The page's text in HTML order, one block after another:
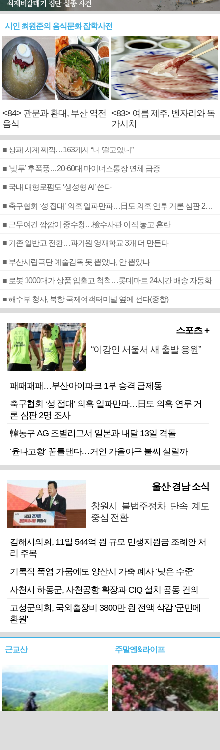
시인 최원준의 음식문화 잡학사전
<84> 관문과 환대, 부산 역전
음식
<83> 여름 제주, 벤자리와 독
가시치
■ 상폐 시계 째깍…163개사 “나 떨고있니”
■ ‘빚투’ 후폭풍…20·60대 마이너스통장 연체 급증
■ 국내 대형로펌도 ‘생성형 AI’ 쓴다
■ 축구협회 ‘성 접대’ 의혹 일파만파…日도 의혹 연루 거론 심판 2명 조사
■ 근무여건 깜깜이 중수청…檢수사관 이직 놓고 혼란
■ 기존 일반고 전환…과기원 영재학교 3개 더 만든다
■ 부산시립극단 예술감독 못 뽑았나, 안 뽑았나
■ 로봇 1000대가 상품 입출고 척척…롯데마트 24시간 배송 자동화
■ 해수부 청사, 북항 국제여객터미널 옆에 선다(종합)
스포츠 +
“이강인 서울서 새 출발 응원”
패패패패…부산아이파크 1부 승격 급제동
축구협회 ‘성 접대’ 의혹 일파만파…日도 의혹 연루 거
론 심판 2명 조사
韓농구 AG 조별리그서 일본과 내달 13일 격돌
‘윤나고황’ 꿈틀댄다…거인 가을야구 불씨 살릴까
울산·경남 소식
창원시 불법주정차 단속 계도
중심 전환
김해시의회, 11일 544억 원 규모 민생지원금 조례안 처
리 주목
기록적 폭염·가뭄에도 양산시 가축 폐사 ‘낮은 수준’
사천시 하동군, 사천공항 확장과 CIQ 설치 공동 건의
고성군의회, 국외출장비 3800만 원 전액 삭감 '군민에
환원'
근교산 주말엔&라이프